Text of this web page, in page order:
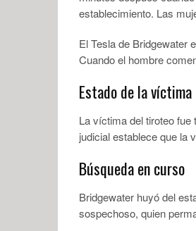
establecimiento. Las
El Tesla de Bridgewater
Cuando el hombre
Estado de la víctima
La víctima del tiroteo
judicial establece que la
Búsqueda en curso
Bridgewater huyó del
sospechoso, quien